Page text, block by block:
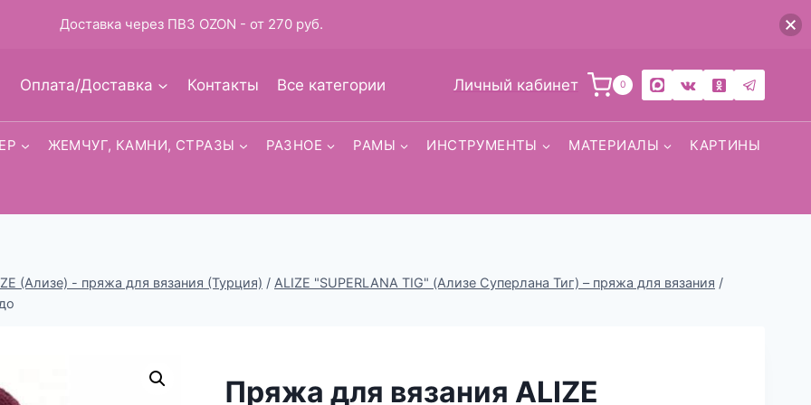
Оплата/Доставка Контакты Все категории Личный кабинет 0
ЖЕМЧУГ, КАМНИ, СТРАЗЫ РАЗНОЕ РАМЫ ИНСТРУМЕНТЫ МАТЕРИАЛЫ КАРТИНЫ
(Ализе) - пряжа для вязания (Турция) / ALIZE "SUPERLANA TIG" (Ализе Суперлана Тиг) – пряжа для вязания /
Пряжа для вязания ALIZE
Доставка через ПВЗ OZON - от 270 руб.